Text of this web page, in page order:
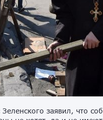
заявил, что